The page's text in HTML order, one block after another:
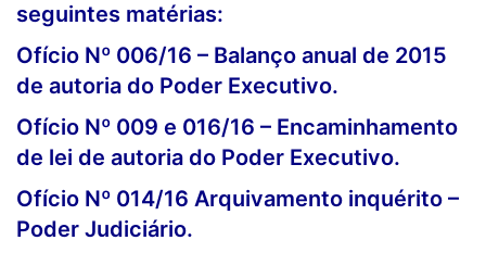
seguintes matérias:
Ofício Nº 006/16 – Balanço anual de 2015
de autoria do Poder Executivo.
Ofício Nº 009 e 016/16 – Encaminhamento
de lei de autoria do Poder Executivo.
Ofício Nº 014/16 Arquivamento inquérito –
Poder Judiciário.